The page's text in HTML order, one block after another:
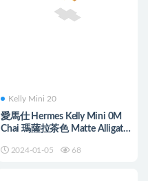
Kelly Mini 20
愛馬仕 Hermes Kelly Mini 0M
Chai 瑪薩拉茶色 Matte Alligator
2024-01-05 68